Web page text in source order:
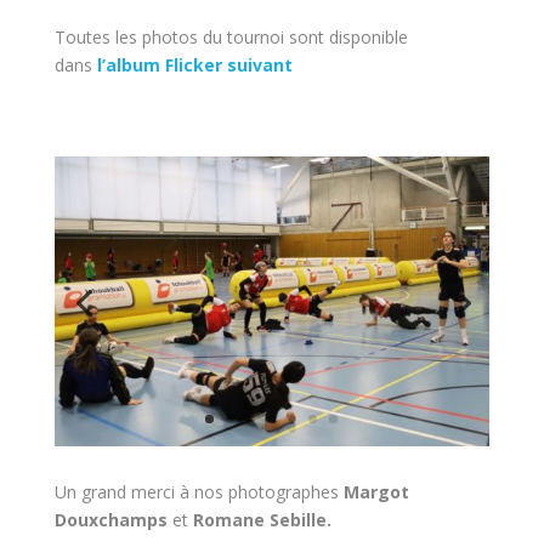
Toutes les photos du tournoi sont disponible
dans l’album Flicker suivant
Un grand merci à nos photographes Margot
Douxchamps et Romane Sebille.